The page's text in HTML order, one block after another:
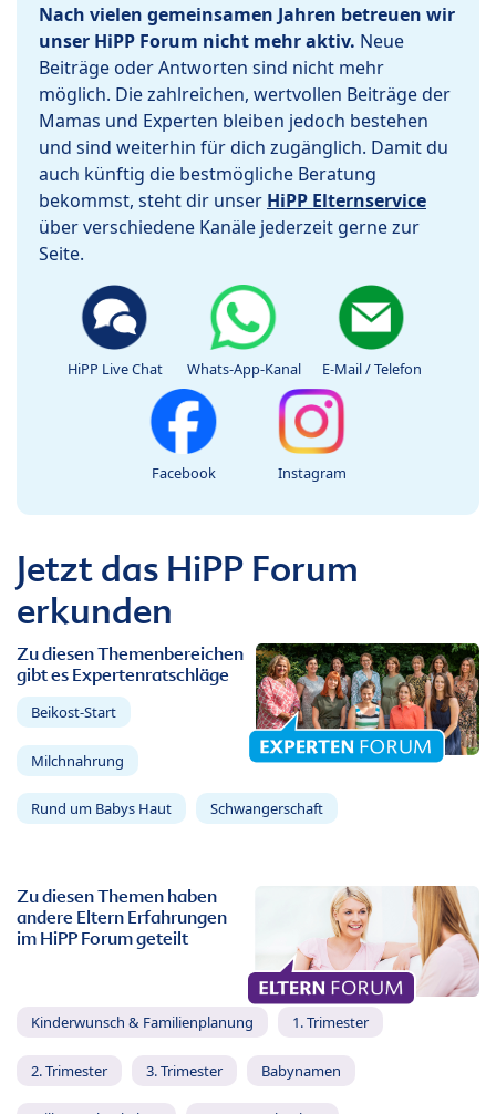
Nach vielen gemeinsamen Jahren betreuen wir
unser HiPP Forum nicht mehr aktiv. Neue
Beiträge oder Antworten sind nicht mehr
möglich. Die zahlreichen, wertvollen Beiträge der
Mamas und Experten bleiben jedoch bestehen
und sind weiterhin für dich zugänglich. Damit du
auch künftig die bestmögliche Beratung
bekommst, steht dir unser HiPP Elternservice
über verschiedene Kanäle jederzeit gerne zur
Seite.
HiPP Live Chat Whats-App-Kanal E-Mail / Telefon
Facebook Instagram
Jetzt das HiPP Forum
erkunden
Zu diesen Themenbereichen
gibt es Expertenratschläge
Beikost-Start
Milchnahrung
Rund um Babys Haut Schwangerschaft
Zu diesen Themen haben
andere Eltern Erfahrungen
im HiPP Forum geteilt
Kinderwunsch & Familienplanung 1. Trimester
2. Trimester 3. Trimester Babynamen